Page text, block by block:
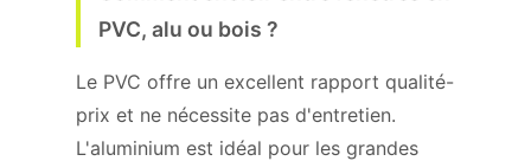
PVC, alu ou bois ?
Le PVC offre un excellent rapport qualité-
prix et ne nécessite pas d'entretien.
L'aluminium est idéal pour les grandes